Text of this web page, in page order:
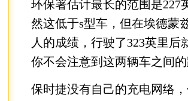
环保署估计最长的范围是227
然这低于s型车，但在埃德蒙
人的成绩，行驶了323英里
你不会注意到这两辆车之间
保时捷没有自己的充电网络